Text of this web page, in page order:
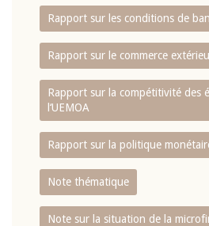
Rapport sur les conditions de
Rapport sur le commerce
Rapport sur la compétitivité des
l‘UEMOA
Rapport sur la politique
Note thématique
Note sur la situation de la